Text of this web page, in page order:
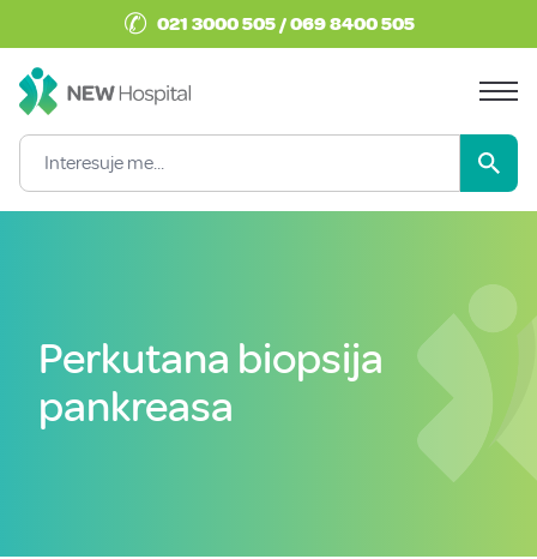
✆ 021 3000 505 / 069 8400 505
Perkutana biopsija
pankreasa